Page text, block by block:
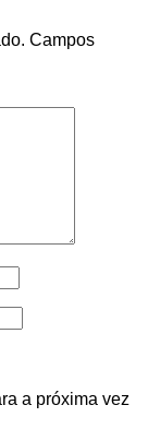
Campos
a próxima vez